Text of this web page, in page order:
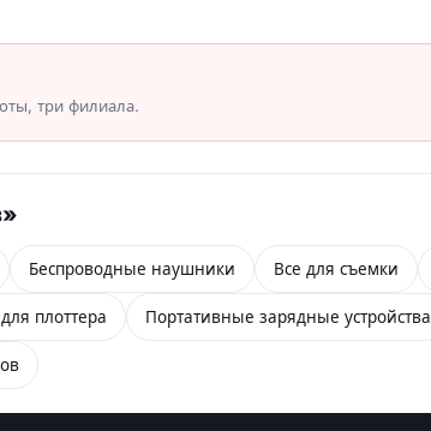
три филиала.
Беспроводные наушники Все для съемки
плоттера Портативные зарядные устройства